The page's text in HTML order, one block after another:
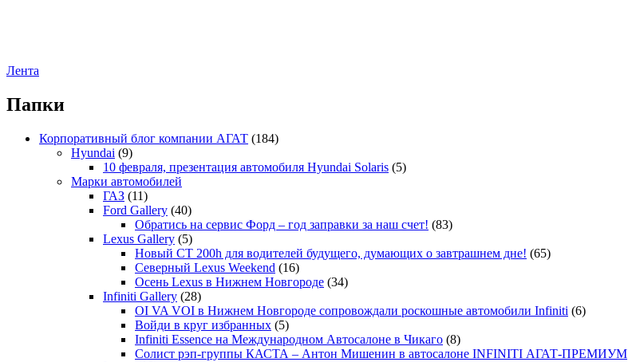
Лента
Папки
Корпоративный блог компании АГАТ (184)
Hyundai (9)
10 февраля, презентация автомобиля Hyundai Solaris (5)
Марки автомобилей
ГАЗ (11)
Ford Gallery (40)
Обратись на сервис Форд – год заправки за наш счет! (83)
Lexus Gallery (5)
Новый CT 200h для водителей будущего, думающих о завтрашнем дне! (65)
Северный Lexus Weekend (16)
Осень Lexus в Нижнем Новгороде (34)
Infiniti Gallery (28)
OI VA VOI в Нижнем Новгороде сопровождали роскошные автомобили Infiniti (6)
Войди в круг избранных (5)
Infiniti Essence на Международном Автосалоне в Чикаго (8)
Солист рэп-группы КАСТА – Антон Мишенин в автосалоне INFINITI АГАТ-ПРЕМИУМ